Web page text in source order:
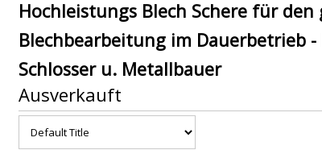
Hochleistungs Blech Schere für
Blechbearbeitung im Dauerbetrieb
Schlosser u. Metallbauer
Ausverkauft